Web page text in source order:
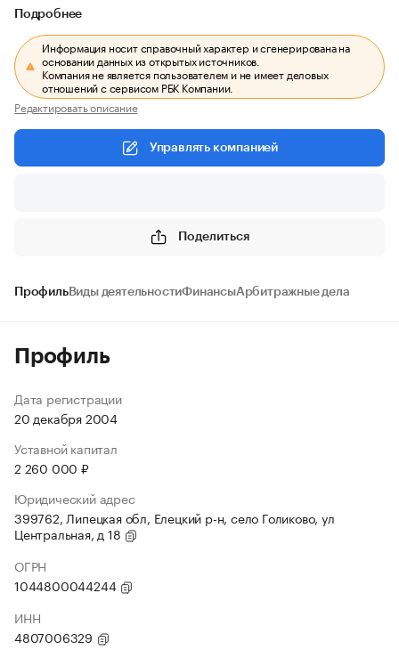
Подробнее
Информация носит справочный характер и сгенерирована на
основании данных из открытых источников.
Компания не является пользователем и не имеет деловых
отношений с сервисом РБК Компании.
Редактировать описание
Управлять компанией
Поделиться
ПрофильВиды деятельностиФинансыАрбитражные дела
Профиль
Дата регистрации
20 декабря 2004
Уставной капитал
2 260 000 ₽
Юридический адрес
399762, Липецкая обл, Елецкий р-н, село Голиково, ул
Центральная, д 18
ОГРН
1044800044244
ИНН
4807006329